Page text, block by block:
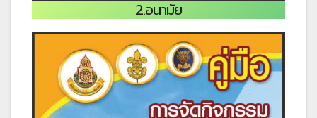
2.อนามัย